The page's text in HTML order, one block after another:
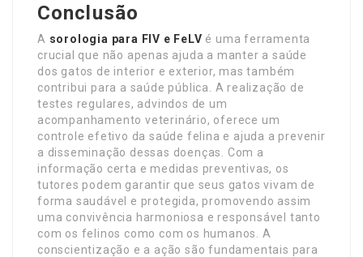
Conclusão
A sorologia para FIV e FeLV é uma ferramenta
crucial que não apenas ajuda a manter a saúde
dos gatos de interior e exterior, mas também
contribui para a saúde pública. A realização de
testes regulares, advindos de um
acompanhamento veterinário, oferece um
controle efetivo da saúde felina e ajuda a prevenir
a disseminação dessas doenças. Com a
informação certa e medidas preventivas, os
tutores podem garantir que seus gatos vivam de
forma saudável e protegida, promovendo assim
uma convivência harmoniosa e responsável tanto
com os felinos como com os humanos. A
conscientização e a ação são fundamentais para